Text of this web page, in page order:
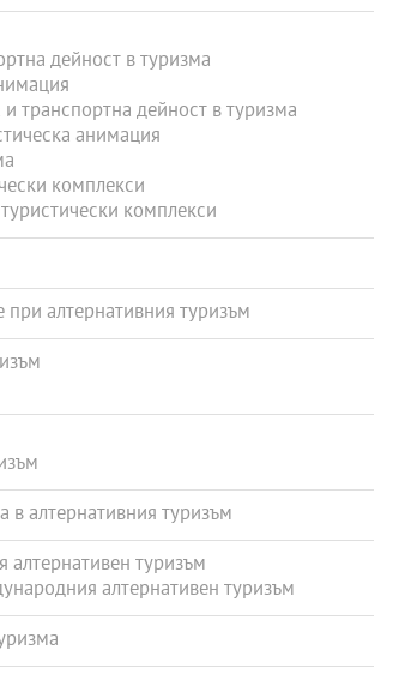
дейност в туризма
транспортна дейност в туризма
анимация
комплекси
комплекси
алтернативния туризъм
в алтернативния туризъм
туризъм
алтернативен туризъм